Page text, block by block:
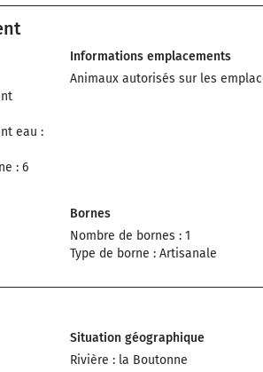
eau :
: 6
Informations emplacements
Animaux autorisés sur les
Bornes
Nombre de bornes : 1
Type de borne : Artisanale
Situation géographique
Rivière : la Boutonne